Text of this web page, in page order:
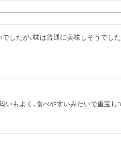
したが、味は普通に美味しそうでした
もよく、食べやすいみたいで重宝し